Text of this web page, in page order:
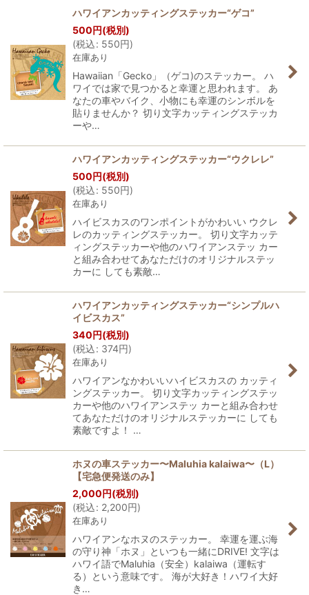
ハワイアンカッティングステッカー“ゲコ”
500円(税別)
(税込: 550円)
在庫あり
Hawaiian「Gecko」（ゲコ)のステッカー。 ハ
ワイでは家で見つかると幸運と思われます。 あ
なたの車やバイク、小物にも幸運のシンボルを
貼りませんか？ 切り文字カッティングステッカ
ーや…
ハワイアンカッティングステッカー“ウクレレ”
500円(税別)
(税込: 550円)
在庫あり
ハイビスカスのワンポイントがかわいい ウクレ
レのカッティングステッカー。 切り文字カッテ
ィングステッカーや他のハワイアンステッ カー
と組み合わせてあなただけのオリジナルステッ
カーに しても素敵…
ハワイアンカッティングステッカー“シンプルハ
イビスカス”
340円(税別)
(税込: 374円)
在庫あり
ハワイアンなかわいいハイビスカスの カッティ
ングステッカー。 切り文字カッティングステッ
カーや他のハワイアンステッ カーと組み合わせ
てあなただけのオリジナルステッカーに しても
素敵ですよ！ …
ホヌの車ステッカー〜Maluhia kalaiwa〜（L）
【宅急便発送のみ】
2,000円(税別)
(税込: 2,200円)
在庫あり
ハワイアンなホヌのステッカー。 幸運を運ぶ海
の守り神「ホヌ」といつも一緒にDRIVE! 文字は
ハワイ語でMaluhia（安全）kalaiwa（運転す
る）という意味です。 海が大好き！ハワイ大好
き…